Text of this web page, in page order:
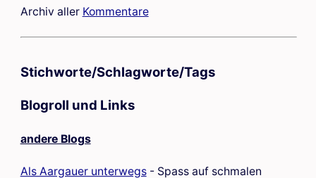
Archiv aller Kommentare
Stichworte/Schlagworte/Tags
Blogroll und Links
andere Blogs
Als Aargauer unterwegs- Spass auf schmalen